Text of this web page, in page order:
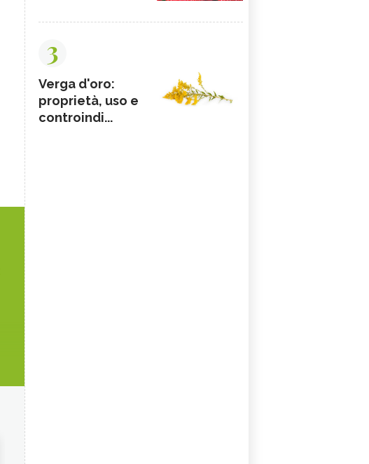
3
Verga d'oro:
proprietà, uso e
controindi...